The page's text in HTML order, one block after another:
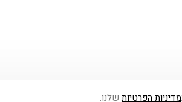
מדיניות הפרטיות שלנו.